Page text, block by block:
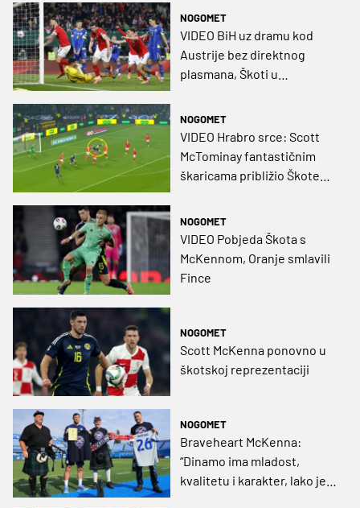
NOGOMET
VIDEO BiH uz dramu kod
Austrije bez direktnog
plasmana, Škoti u
1998.
NOGOMET
VIDEO Hrabro srce: Scott
McTominay fantastičnim
škaricama približio Škote
NOGOMET
VIDEO Pobjeda Škota s
McKennom, Oranje smlavili
Fince
NOGOMET
Scott McKenna ponovno u
škotskoj reprezentaciji
NOGOMET
Braveheart McKenna:
“Dinamo ima mladost,
kvalitetu i karakter, lako je